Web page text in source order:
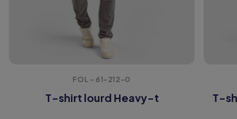
FOL - 61-212-0
T-shirt lourd Heavy-t